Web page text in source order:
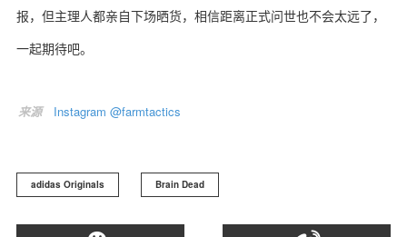
报，但主理人都亲自下场晒货，相信距离正式问世也不会太远了，
一起期待吧。
来源 Instagram @farmtactics
adidas Originals Brain Dead